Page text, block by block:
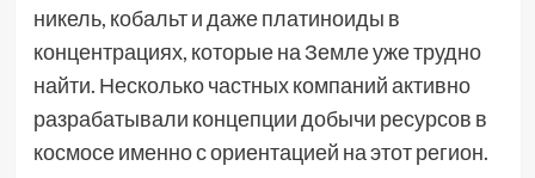
никель, кобальт и даже платиноиды в
концентрациях, которые на Земле уже трудно
найти. Несколько частных компаний активно
разрабатывали концепции добычи ресурсов в
космосе именно с ориентацией на этот регион.